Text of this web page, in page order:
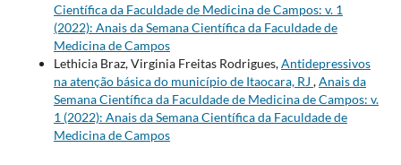
Científica da Faculdade de Medicina de Campos: v. 1
(2022): Anais da Semana Científica da Faculdade de
Medicina de Campos
Lethicia Braz, Virginia Freitas Rodrigues,Antidepressivos
na atenção básica do município de Itaocara, RJ ,Anais da
Semana Científica da Faculdade de Medicina de Campos: v.
1 (2022): Anais da Semana Científica da Faculdade de
Medicina de Campos